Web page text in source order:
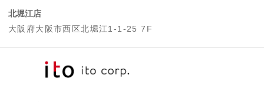
北堀江店
大阪府大阪市西区北堀江1-1-25 7F